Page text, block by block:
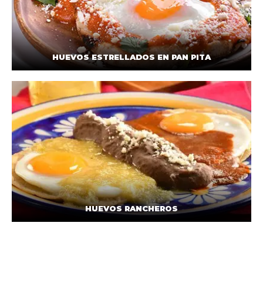
HUEVOS ESTRELLADOS EN PAN PITA
HUEVOS RANCHEROS